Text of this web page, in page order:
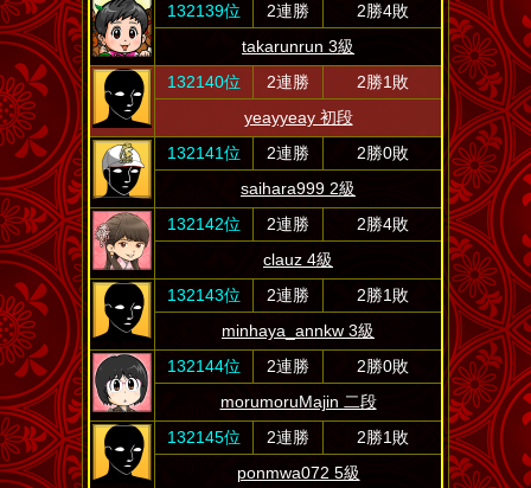
132139位
2連勝
2勝4敗
takarunrun 3級
132140位
2連勝
2勝1敗
yeayyeay 初段
132141位
2連勝
2勝0敗
saihara999 2級
132142位
2連勝
2勝4敗
clauz 4級
132143位
2連勝
2勝1敗
minhaya_annkw 3級
132144位
2連勝
2勝0敗
morumoruMajin 二段
132145位
2連勝
2勝1敗
ponmwa072 5級